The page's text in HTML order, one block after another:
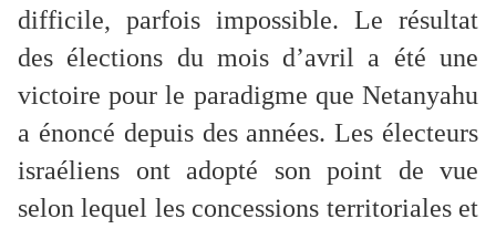
difficile, parfois impossible. Le résultat
des élections du mois d’avril a été une
victoire pour le paradigme que Netanyahu
a énoncé depuis des années. Les électeurs
israéliens ont adopté son point de vue
selon lequel les concessions territoriales et